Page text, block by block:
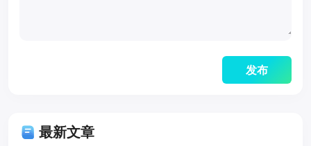
最新文章